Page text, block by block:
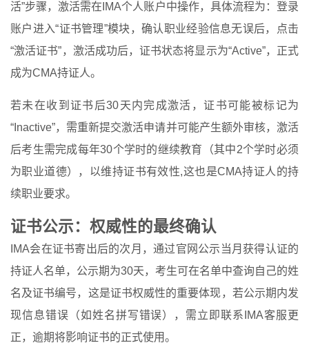
活”步骤，激活需在IMA个人账户中操作，具体流程为：登录
账户进入“证书管理”模块，确认职业经验信息无误后，点击
“激活证书”，激活成功后，证书状态将显示为“Active”，正式
成为CMA持证人。
若未在收到证书后30天内完成激活，证书可能被标记为
“Inactive”，需重新提交激活申请并可能产生额外审核，激活
后考生需完成每年30个学时的继续教育（其中2个学时必须
为职业道德），以维持证书有效性,这也是CMA持证人的持
续职业要求。
证书公示：权威性的最终确认
IMA会在证书寄出后的次月，通过官网公示当月获得认证的
持证人名单，公示期为30天，考生可在名单中查询自己的姓
名及证书编号，这是证书权威性的重要体现，若公示期内发
现信息错误（如姓名拼写错误），需立即联系IMA客服更
正，逾期将影响证书的正式使用。